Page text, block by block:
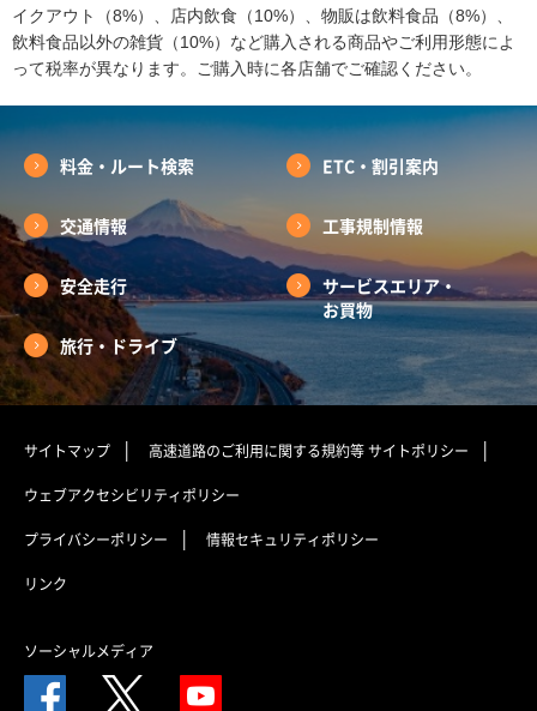
イクアウト（8%）、店内飲食（10%）、物販は飲料食品（8%）、
飲料食品以外の雑貨（10%）など購入される商品やご利用形態によ
って税率が異なります。ご購入時に各店舗でご確認ください。
料金・ルート検索 ETC・割引案内
交通情報 工事規制情報
安全走行
サービスエリア・
お買物
旅行・ドライブ
サイトマップ 高速道路のご利用に関する規約等サイトポリシー
ウェブアクセシビリティポリシー
プライバシーポリシー 情報セキュリティポリシー
リンク
ソーシャルメディア